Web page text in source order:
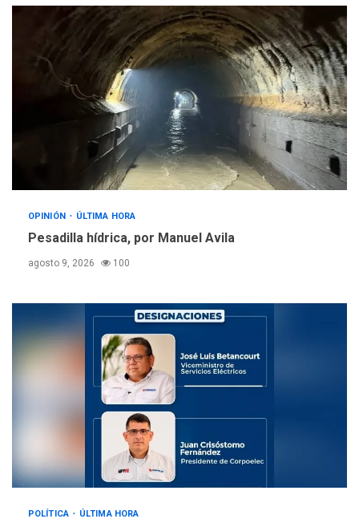
OPINIÓN ÚLTIMA HORA
Pesadilla hídrica, por Manuel Avila
agosto 9, 2026 100
POLÍTICA ÚLTIMA HORA